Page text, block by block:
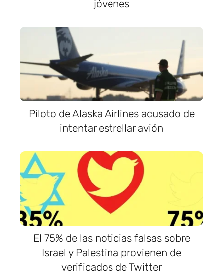
jóvenes
Piloto de Alaska Airlines acusado de
intentar estrellar avión
El 75% de las noticias falsas sobre
Israel y Palestina provienen de
verificados de Twitter